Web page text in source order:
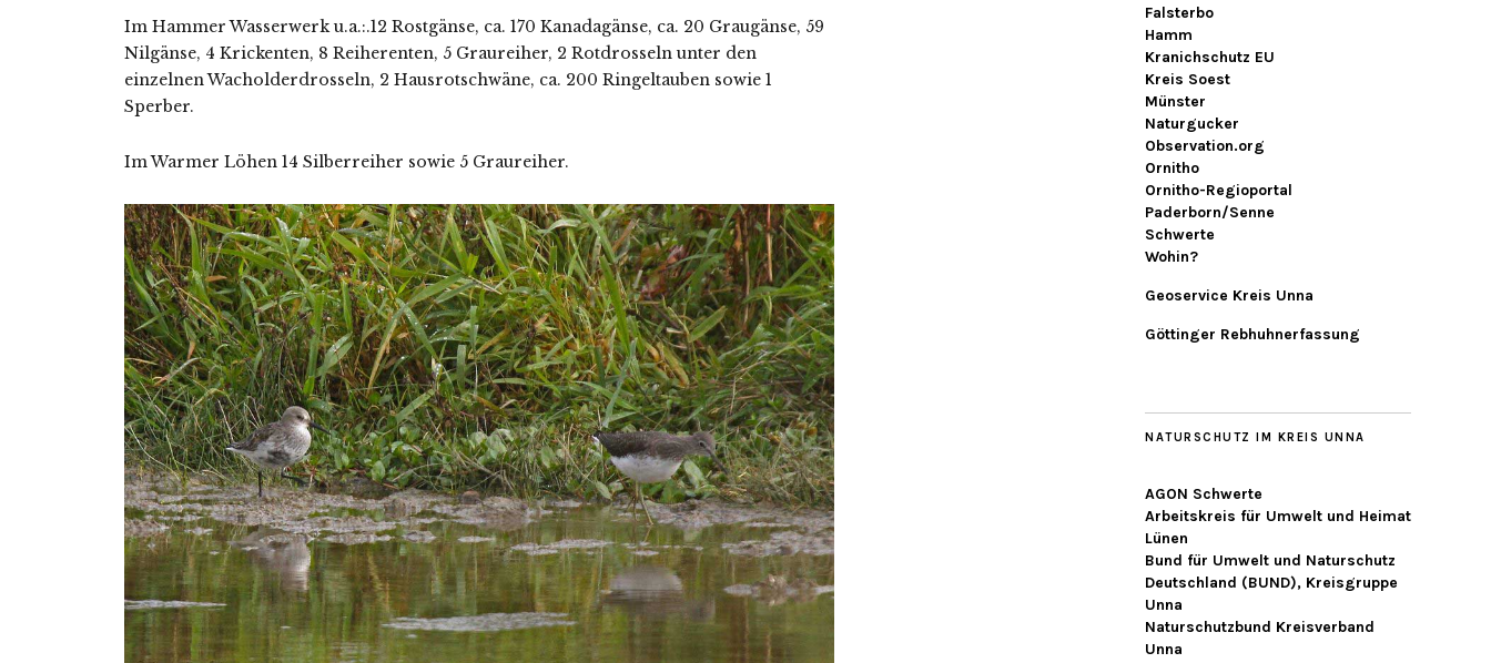
Im Hammer Wasserwerk u.a.:.12 Rostgänse, ca. 170 Kanadagänse, ca. 20 Graugänse, 59
Nilgänse, 4 Krickenten, 8 Reiherenten, 5 Graureiher, 2 Rotdrosseln unter den
einzelnen Wacholderdrosseln, 2 Hausrotschwäne, ca. 200 Ringeltauben sowie 1
Sperber.
Im Warmer Löhen 14 Silberreiher sowie 5 Graureiher.
Falsterbo
Hamm
Kranichschutz EU
Kreis Soest
Münster
Naturgucker
Observation.org
Ornitho
Ornitho-Regioportal
Paderborn/Senne
Schwerte
Wohin?
Geoservice Kreis Unna
Göttinger Rebhuhnerfassung
NATURSCHUTZ IM KREIS UNNA
AGON Schwerte
Arbeitskreis für Umwelt und Heimat
Lünen
Bund für Umwelt und Naturschutz
Deutschland (BUND), Kreisgruppe
Unna
Naturschutzbund Kreisverband
Unna